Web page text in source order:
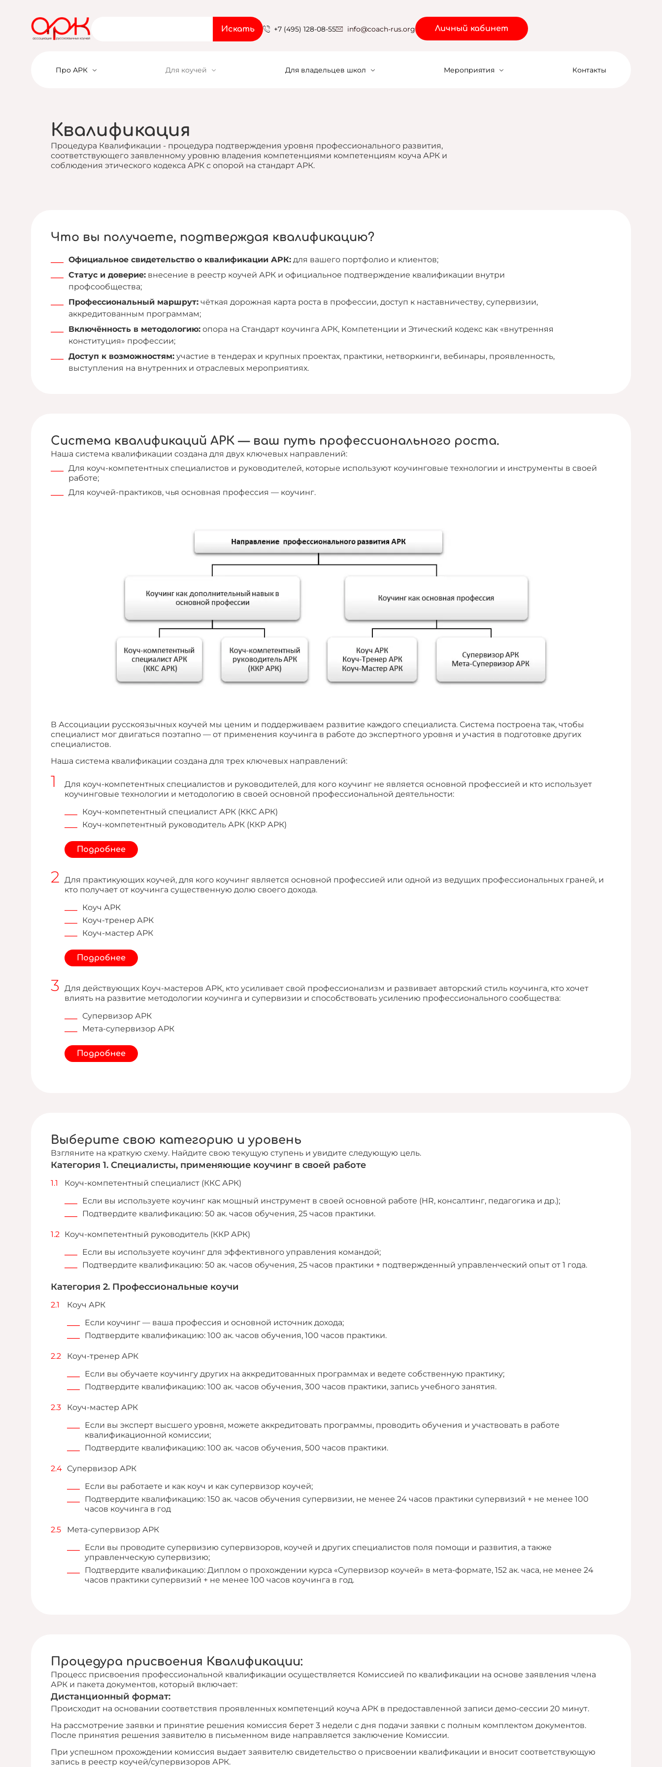
Искать +7 (495) 128-08-55 info@coach-rus.org Личный кабинет
Про АРК Для коучей Для владельцев школ Мероприятия Контакты
Квалификация
Процедура Квалификации - процедура подтверждения уровня профессионального развития,
соответствующего заявленному уровню владения компетенциями компетенциям коуча АРК и
соблюдения этического кодекса АРК с опорой на стандарт АРК.
Что вы получаете, подтверждая квалификацию?
Официальное свидетельство о квалификации АРК: для вашего портфолио и клиентов;
Статус и доверие: внесение в реестр коучей АРК и официальное подтверждение квалификации внутри
профсообщества;
Профессиональный маршрут: чёткая дорожная карта роста в профессии, доступ к наставничеству, супервизии,
аккредитованным программам;
Включённость в методологию: опора на Стандарт коучинга АРК, Компетенции и Этический кодекс как «внутренняя
конституция» профессии;
Доступ к возможностям: участие в тендерах и крупных проектах, практики, нетворкинги, вебинары, проявленность,
выступления на внутренних и отраслевых мероприятиях.
Система квалификаций АРК — ваш путь профессионального роста.
Наша система квалификации создана для двух ключевых направлений:
Для коуч-компетентных специалистов и руководителей, которые используют коучинговые технологии и инструменты в своей
работе;
Для коучей-практиков, чья основная профессия — коучинг.
В Ассоциации русскоязычных коучей мы ценим и поддерживаем развитие каждого специалиста. Система построена так, чтобы
специалист мог двигаться поэтапно — от применения коучинга в работе до экспертного уровня и участия в подготовке других
специалистов.
Наша система квалификации создана для трех ключевых направлений:
Для коуч-компетентных специалистов и руководителей, для кого коучинг не является основной профессией и кто использует
коучинговые технологии и методологию в своей основной профессиональной деятельности:
Коуч-компетентный специалист АРК (ККС АРК)
Коуч-компетентный руководитель АРК (ККР АРК)
Подробнее
Для практикующих коучей, для кого коучинг является основной профессией или одной из ведущих профессиональных граней, и
кто получает от коучинга существенную долю своего дохода.
Коуч АРК
Коуч-тренер АРК
Коуч-мастер АРК
Подробнее
Для действующих Коуч-мастеров АРК, кто усиливает свой профессионализм и развивает авторский стиль коучинга, кто хочет
влиять на развитие методологии коучинга и супервизии и способствовать усилению профессионального сообщества:
Супервизор АРК
Мета-супервизор АРК
Подробнее
Выберите свою категорию и уровень
Взгляните на краткую схему. Найдите свою текущую ступень и увидите следующую цель.
Категория 1. Специалисты, применяющие коучинг в своей работе
Коуч-компетентный специалист (ККС АРК)
Если вы используете коучинг как мощный инструмент в своей основной работе (HR, консалтинг, педагогика и др.);
Подтвердите квалификацию: 50 ак. часов обучения, 25 часов практики.
Коуч-компетентный руководитель (ККР АРК)
Если вы используете коучинг для эффективного управления командой;
Подтвердите квалификацию: 50 ак. часов обучения, 25 часов практики + подтвержденный управленческий опыт от 1 года.
Категория 2. Профессиональные коучи
Коуч АРК
Если коучинг — ваша профессия и основной источник дохода;
Подтвердите квалификацию: 100 ак. часов обучения, 100 часов практики.
Коуч-тренер АРК
Если вы обучаете коучингу других на аккредитованных программах и ведете собственную практику;
Подтвердите квалификацию: 100 ак. часов обучения, 300 часов практики, запись учебного занятия.
Коуч-мастер АРК
Если вы эксперт высшего уровня, можете аккредитовать программы, проводить обучения и участвовать в работе
квалификационной комиссии;
Подтвердите квалификацию: 100 ак. часов обучения, 500 часов практики.
Супервизор АРК
Если вы работаете и как коуч и как супервизор коучей;
Подтвердите квалификацию: 150 ак. часов обучения супервизии, не менее 24 часов практики супервизий + не менее 100
часов коучинга в год
Мета-супервизор АРК
Если вы проводите супервизию супервизоров, коучей и других специалистов поля помощи и развития, а также
управленческую супервизию;
Подтвердите квалификацию: Диплом о прохождении курса «Супервизор коучей» в мета-формате, 152 ак. часа, не менее 24
часов практики супервизий + не менее 100 часов коучинга в год.
Процедура присвоения Квалификации:
Процесс присвоения профессиональной квалификации осуществляется Комиссией по квалификации на основе заявления члена
АРК и пакета документов, который включает:
Дистанционный формат:
Происходит на основании соответствия проявленных компетенций коуча АРК в предоставленной записи демо-сессии 20 минут.
На рассмотрение заявки и принятие решения комиссия берет 3 недели с дня подачи заявки с полным комплектом документов.
После принятия решения заявителю в письменном виде направляется заключение Комиссии.
При успешном прохождении комиссия выдает заявителю свидетельство о присвоении квалификации и вносит соответствующую
запись в реестр коучей/супервизоров АРК.